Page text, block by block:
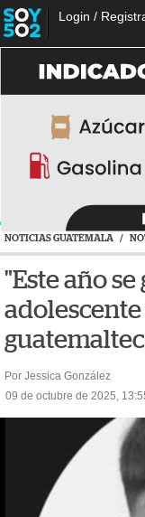
Login /
NOTICIAS GUATEMALA /
"Este año
Por Jessica González
09 de octubre de 2025,